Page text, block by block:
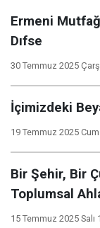
Ermeni
Dıfse
30 Temmuz 2025
İçimizdeki
19 Temmuz 2025
Bir Şehir, Bir
Toplumsal
15 Temmuz 2025 Salı